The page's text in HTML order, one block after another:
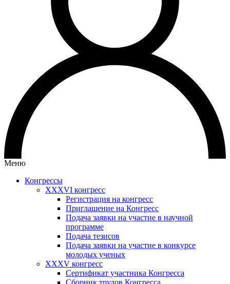
Меню
Конгрессы
XXXVI конгресс
Регистрация на конгресс
Приглашение на Конгресс
Подача заявки на участие в научной
программе
Подача тезисов
Подача заявки на участие в конкурсе
молодых ученых
XXXV конгресс
Сертификат участника Конгресса
Сборник трудов Конгресса